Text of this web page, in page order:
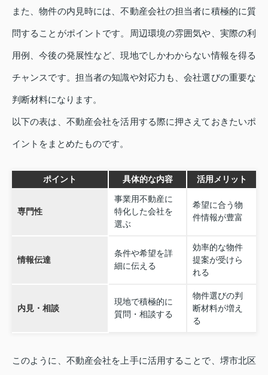
また、物件の内見時には、不動産会社の担当者に積極的に質
問することがポイントです。周辺環境の雰囲気や、実際の利
用例、今後の発展性など、現地でしかわからない情報を得る
チャンスです。担当者の知識や対応力も、会社選びの重要な
判断材料になります。
以下の表は、不動産会社を活用する際に押さえておきたいポ
イントをまとめたものです。
ポイント 具体的な内容 活用メリット
専門性
事業用不動産に
特化した会社を
選ぶ
希望に合う物
件情報が豊富
情報伝達
条件や希望を詳
細に伝える
効率的な物件
提案が受けら
れる
内見・相談
現地で積極的に
質問・相談する
物件選びの判
断材料が増え
る
このように、不動産会社を上手に活用することで、堺市北区